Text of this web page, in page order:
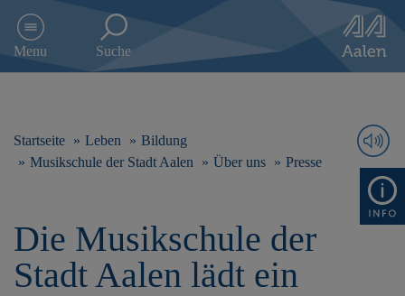
e
Menu Suche
Startseite Leben
Bildung
Musikschule der Stadt Aalen
Über uns Presse
Die Musikschule der
Stadt Aalen lädt ein